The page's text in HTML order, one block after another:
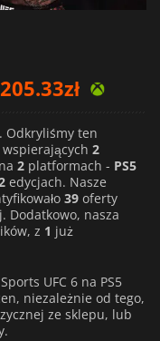
219.54zł
240.79zł
. Odkryliśmy ten
2
na 2 platformach - PS5
edycjach. Nasze
39 oferty
Dodatkowo, nasza
z 1 już
UFC 6 na PS5
niezależnie od tego,
ze sklepu, lub